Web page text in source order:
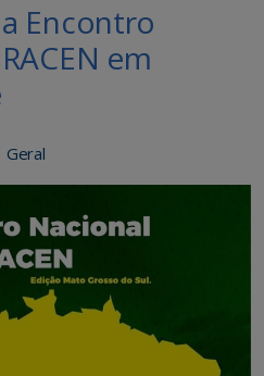
Encontro
em
Geral